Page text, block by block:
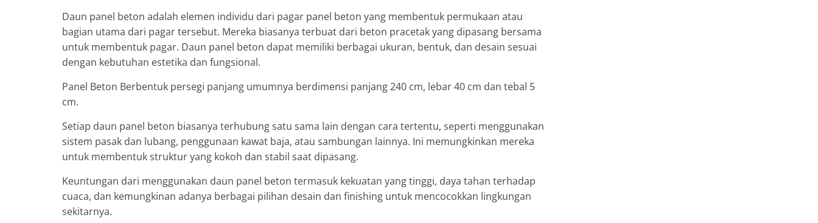
Daun panel beton adalah elemen individu dari pagar panel beton yang membentuk permukaan atau
bagian utama dari pagar tersebut. Mereka biasanya terbuat dari beton pracetak yang dipasang bersama
untuk membentuk pagar. Daun panel beton dapat memiliki berbagai ukuran, bentuk, dan desain sesuai
dengan kebutuhan estetika dan fungsional.
Panel Beton Berbentuk persegi panjang umumnya berdimensi panjang 240 cm, lebar 40 cm dan tebal 5
cm.
Setiap daun panel beton biasanya terhubung satu sama lain dengan cara tertentu, seperti menggunakan
sistem pasak dan lubang, penggunaan kawat baja, atau sambungan lainnya. Ini memungkinkan mereka
untuk membentuk struktur yang kokoh dan stabil saat dipasang.
Keuntungan dari menggunakan daun panel beton termasuk kekuatan yang tinggi, daya tahan terhadap
cuaca, dan kemungkinan adanya berbagai pilihan desain dan finishing untuk mencocokkan lingkungan
sekitarnya.